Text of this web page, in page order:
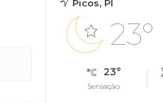
Picos, PI
23°
23°
Sensação